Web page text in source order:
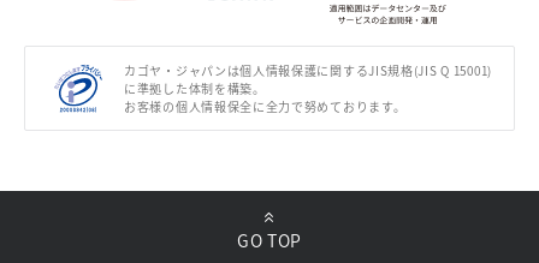
カゴヤ・ジャパンは個人情報保護に関するJIS規格(JIS Q 15001)
に準拠した体制を構築。
お客様の個人情報保全に全力で努めております。
GO TOP